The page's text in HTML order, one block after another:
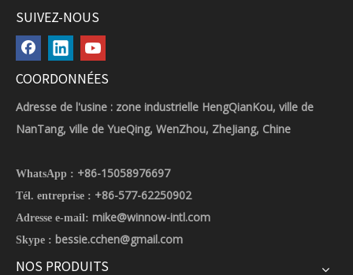
SUIVEZ-NOUS
COORDONNÉES
Adresse de l'usine : zone industrielle HengQianKou, ville de
NanTang, ville de YueQing, WenZhou, ZheJiang, Chine
WhatsApp : +86-15058976697
Tél. entreprise : +86-577-62250902
Adresse e-mail: mike@winnow-intl.com
Skype : bessie.cchen@gmail.com
NOS PRODUITS